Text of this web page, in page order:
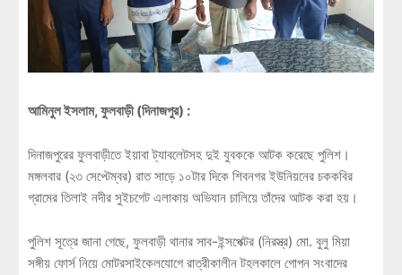
আমিনুল ইসলাম, ফুলবাড়ী (দিনাজপুর) :
দিনাজপুরের ফুলবাড়ীতে ইয়াবা ট্যাবলেটসহ দুই যুবককে আটক করেছে পুলিশ।
মঙ্গলবার (২৩ সেপ্টেম্বর) রাত সাড়ে ১০টার দিকে শিবনগর ইউনিয়নের চককবির
গ্রামের তিলাই নদীর সুইচগেট এলাকায় অভিযান চালিয়ে তাঁদের আটক করা হয়।
পুলিশ সূত্রে জানা গেছে, ফুলবাড়ী থানার সাব-ইন্সপেক্টর (নিরস্ত্র) মো. বুলু মিয়া
সঙ্গীয় ফোর্স নিয়ে মোটরসাইকেলযোগে রাত্রীকালীন টহলকালে গোপন সংবাদের